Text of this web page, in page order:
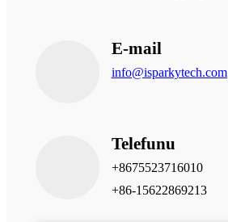
E-mail
info@isparkytech.com
Telefunu
+8675523716010
+86-15622869213